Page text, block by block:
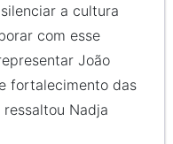
a cultura
com esse
João
fortalecimento das
Nadja